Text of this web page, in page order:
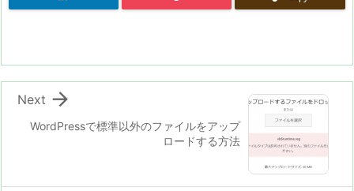
WordPressで標準以外のファイルをアップ
ロードする方法

Next